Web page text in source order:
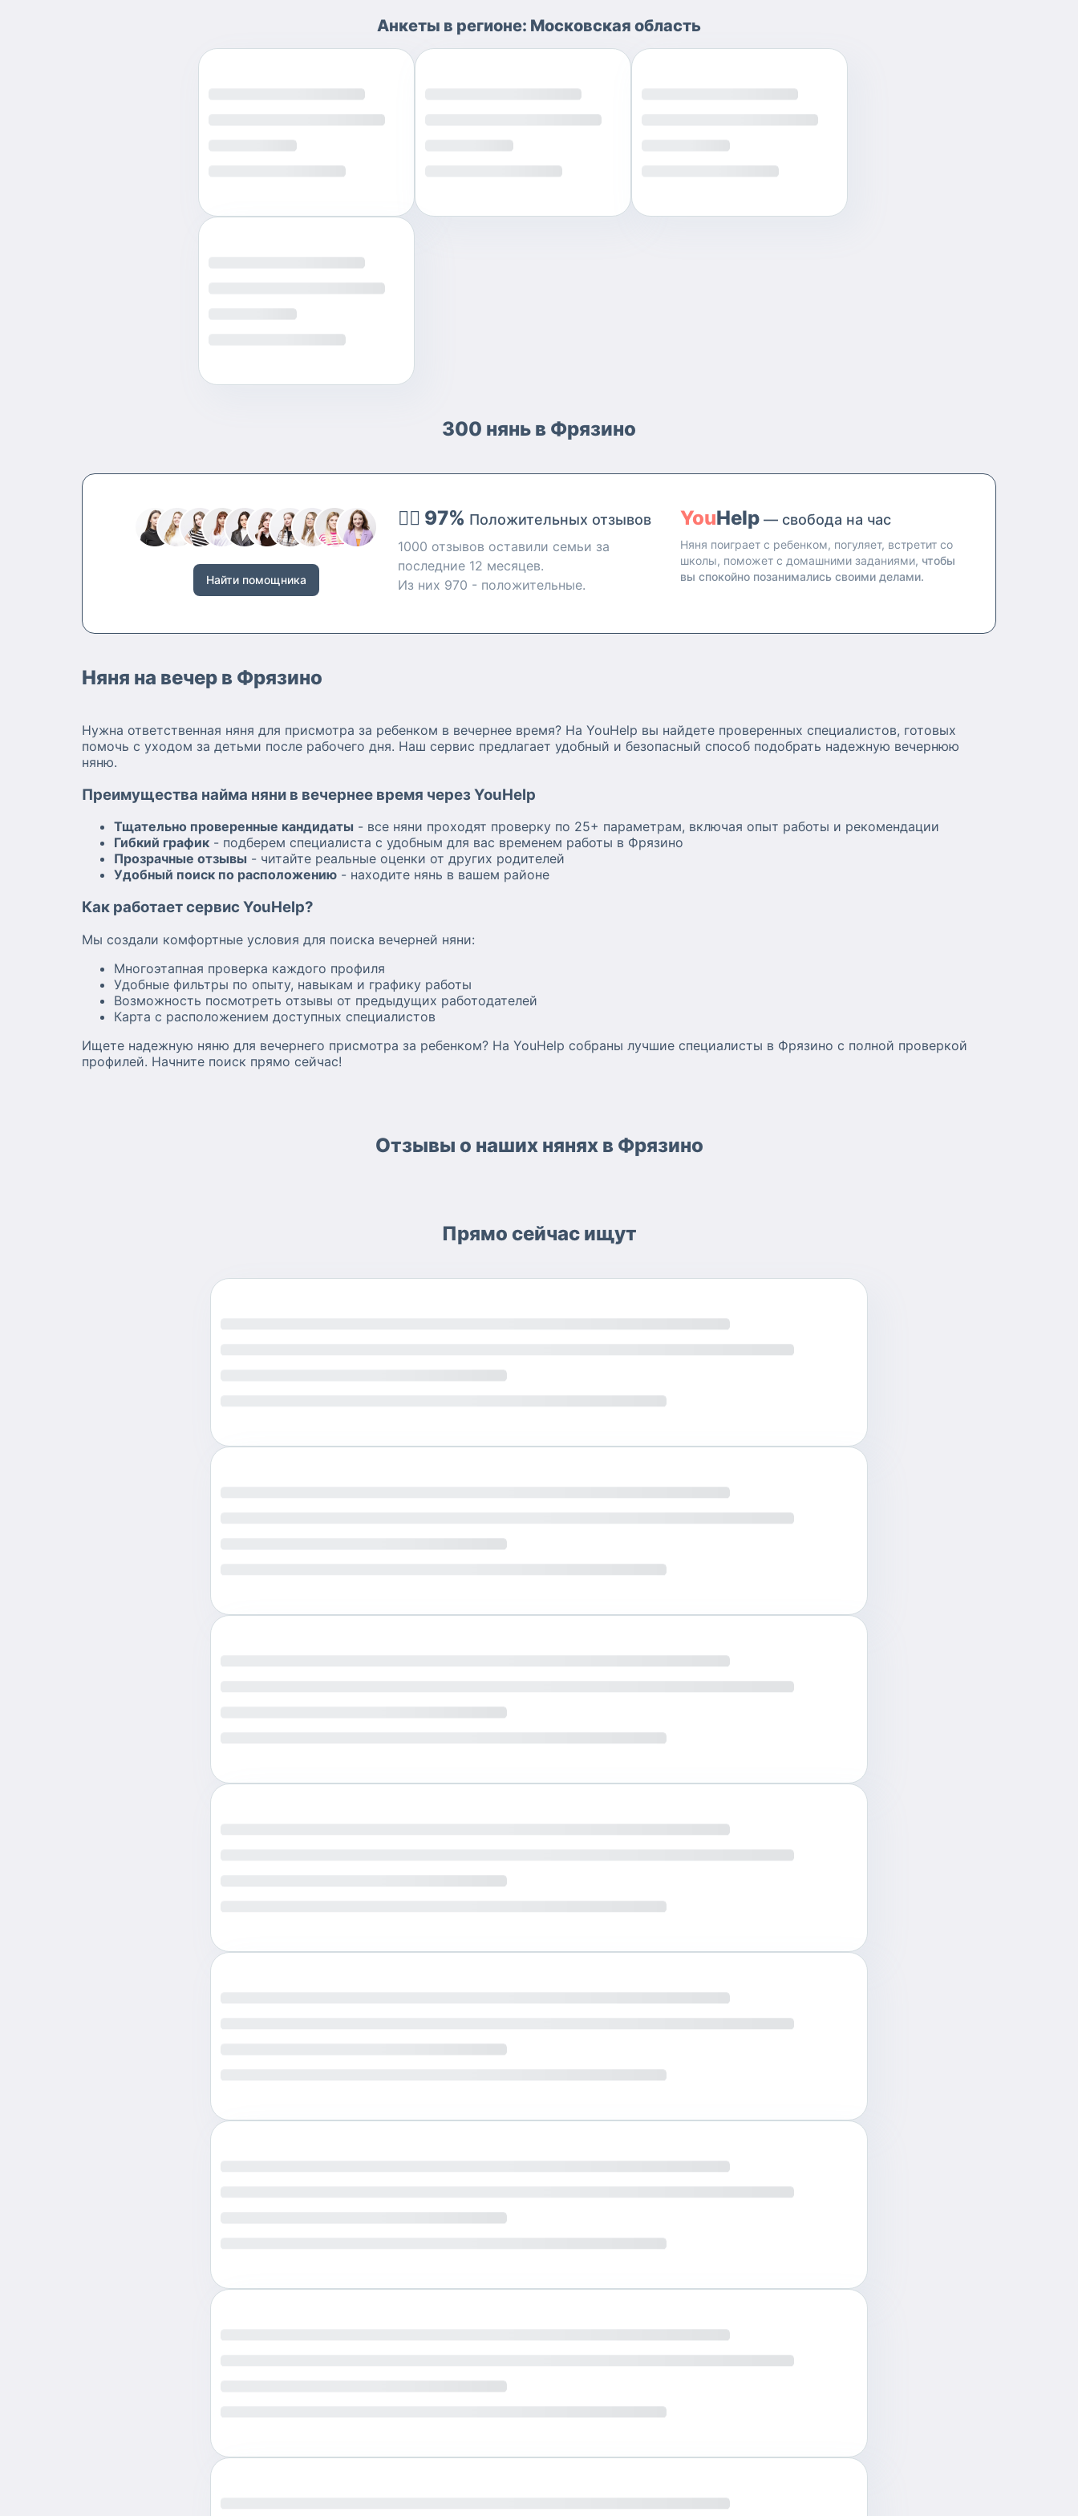
Анкеты в регионе: Московская область
300 нянь в Фрязино
Найти помощника
👍🏻 97% Положительных отзывов
1000 отзывов оставили семьи за
последние 12 месяцев.
Из них 970 - положительные.
YouHelp — свобода на час
Няня поиграет с ребенком, погуляет, встретит со
школы, поможет с домашними заданиями, чтобы
вы спокойно позанимались своими делами.
Няня на вечер в Фрязино
Нужна ответственная няня для присмотра за ребенком в вечернее время? На YouHelp вы найдете проверенных специалистов, готовых
помочь с уходом за детьми после рабочего дня. Наш сервис предлагает удобный и безопасный способ подобрать надежную вечернюю
няню.
Преимущества найма няни в вечернее время через YouHelp
Тщательно проверенные кандидаты - все няни проходят проверку по 25+ параметрам, включая опыт работы и рекомендации
Гибкий график - подберем специалиста с удобным для вас временем работы в Фрязино
Прозрачные отзывы - читайте реальные оценки от других родителей
Удобный поиск по расположению - находите нянь в вашем районе
Как работает сервис YouHelp?
Мы создали комфортные условия для поиска вечерней няни:
Многоэтапная проверка каждого профиля
Удобные фильтры по опыту, навыкам и графику работы
Возможность посмотреть отзывы от предыдущих работодателей
Карта с расположением доступных специалистов
Ищете надежную няню для вечернего присмотра за ребенком? На YouHelp собраны лучшие специалисты в Фрязино с полной проверкой
профилей. Начните поиск прямо сейчас!
Отзывы о наших нянях в Фрязино
Прямо сейчас ищут